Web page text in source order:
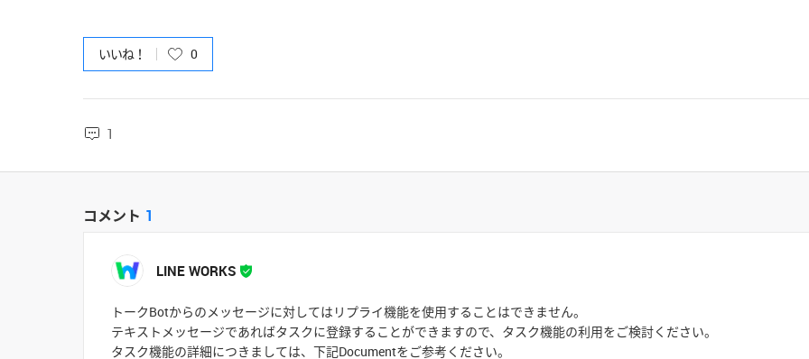
いいね！ 0
1
コメント 1
LINE WORKS
トークBotからのメッセージに対してはリプライ機能を使用することはできません。
テキストメッセージであればタスクに登録することができますので、タスク機能の利用をご検討ください。
タスク機能の詳細につきましては、下記Documentをご参考ください。